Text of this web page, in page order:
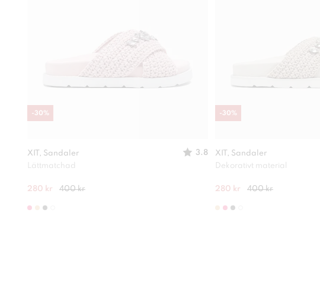
XIT, Sandaler
3.8
Lättmatchad
280 kr 400 kr
-30%
XIT, Sandaler
Dekorativt material
280 kr 400 kr
-30%